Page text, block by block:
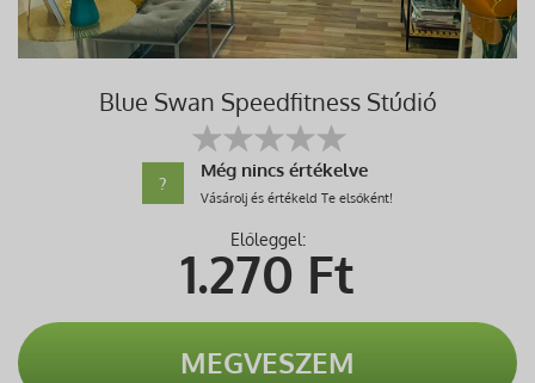
Blue Swan Speedfitness Stúdió
?
Még nincs értékelve
Vásárolj és értékeld Te elsőként!
Előleggel:
1.270 Ft
MEGVESZEM